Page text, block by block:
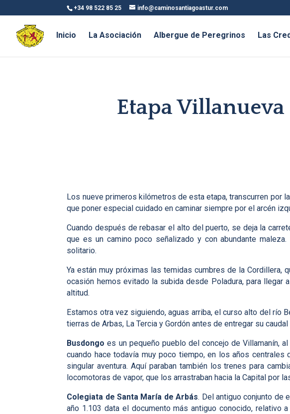
+34 98 522 85 25 info@caminosantiagoastur.com
Inicio La Asociación Albergue de Peregrinos Las
Etapa Villanueva
Los nueve primeros kilómetros de esta etapa, transcurren por
que poner especial cuidado en caminar siempre por el arcén
Cuando después de rebasar el alto del puerto, se deja la
que es un camino poco señalizado y con abundante
solitario.
Ya están muy próximas las temidas cumbres de la Cordillera,
ocasión hemos evitado la subida desde Poladura, para
altitud.
Estamos otra vez siguiendo, aguas arriba, el curso alto del río
tierras de Arbas, La Tercia y Gordón antes de entregar su
Busdongo es un pequeño pueblo del concejo de Villamanín,
cuando hace todavía muy poco tiempo, en los años
singular aventura. Aquí paraban también los trenes para
locomotoras de vapor, que los arrastraban hacia la Capital por
Colegiata de Santa María de Arbás. Del antiguo conjunto de
año 1.103 data el documento más antiguo conocido, relativo